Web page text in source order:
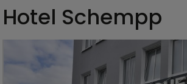
Hotel Schempp